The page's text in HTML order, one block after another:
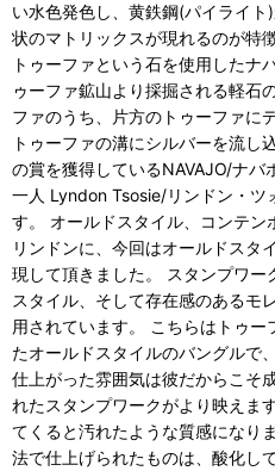
い水色発色し、黄鉄鋼(パイライ
状のマトリックスが現れるのが特
トゥーファという石を使用したナ
ゥーファ鉱山より採掘される軽石
ファのうち、片方のトゥーファに
トゥーファの溝にシルバーを流し
の賞を獲得しているNAVAJO/ナ
一人 Lyndon Tsosie/リンドン・ツ
す。 オールドスタイル、コンテ
リンドンに、今回はオールドスタ
現して頂きました。 スタンプワー
スタイル、そして存在感のあるモ
用されています。 こちらはトゥ
たオールドスタイルのバングルで
仕上がった雰囲気は彼だからこそ
れたスタンプワークがより映えま
てくると汚れたような質感になり
法で仕上げられたものは、酸化し